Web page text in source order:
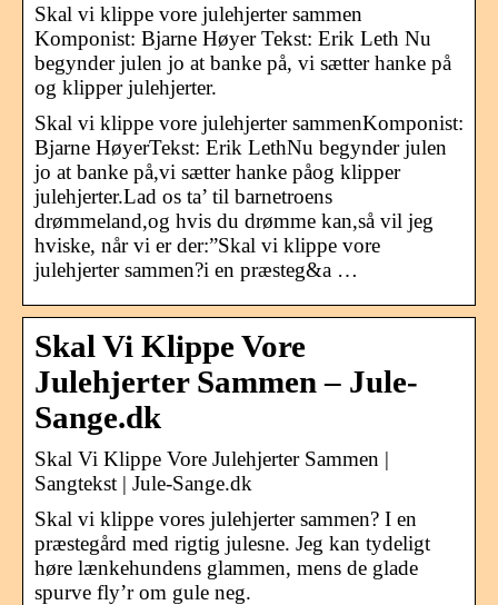
Skal vi klippe vore julehjerter sammen
Komponist: Bjarne Høyer Tekst: Erik Leth Nu
begynder julen jo at banke på, vi sætter hanke på
og klipper julehjerter.
Skal vi klippe vore julehjerter sammenKomponist:
Bjarne HøyerTekst: Erik LethNu begynder julen
jo at banke på,vi sætter hanke påog klipper
julehjerter.Lad os ta’ til barnetroens
drømmeland,og hvis du drømme kan,så vil jeg
hviske, når vi er der:”Skal vi klippe vore
julehjerter sammen?i en præsteg&a …
Skal Vi Klippe Vore
Julehjerter Sammen – Jule-
Sange.dk
Skal Vi Klippe Vore Julehjerter Sammen |
Sangtekst | Jule-Sange.dk
Skal vi klippe vores julehjerter sammen? I en
præstegård med rigtig julesne. Jeg kan tydeligt
høre lænkehundens glammen, mens de glade
spurve fly’r om gule neg.